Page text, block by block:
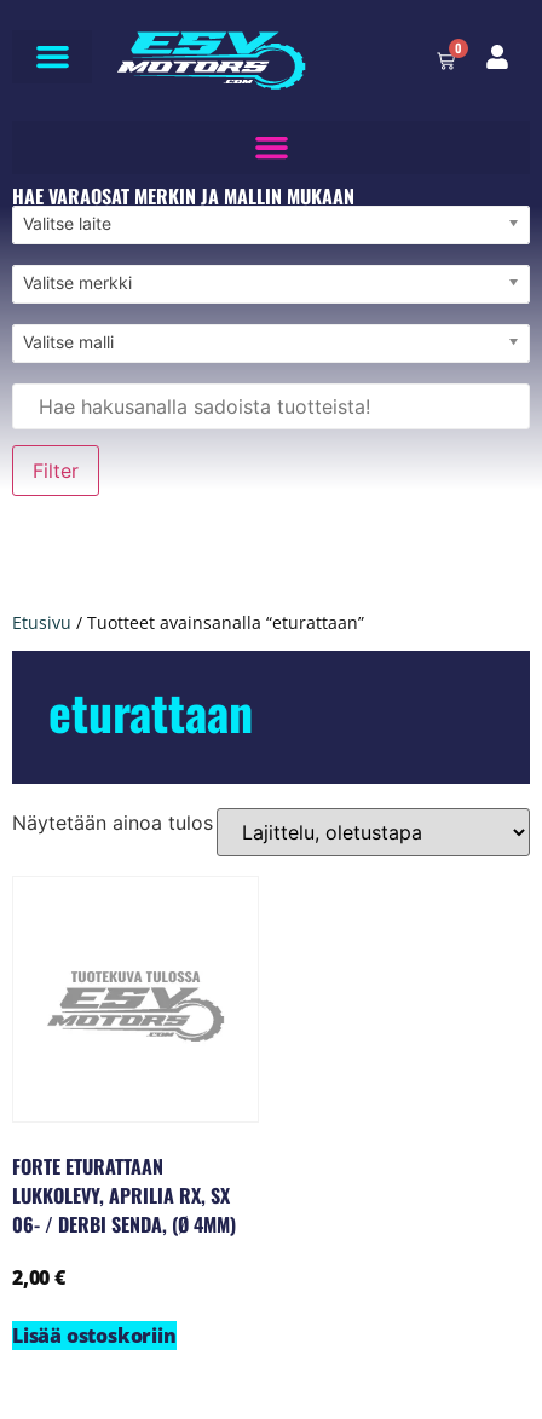
0
HAE VARAOSAT MERKIN JA MALLIN MUKAAN
Valitse laite
Valitse merkki
Valitse malli
Filter
Etusivu / Tuotteet avainsanalla “eturattaan”
eturattaan
Näytetään ainoa tulos
FORTE ETURATTAAN
LUKKOLEVY, APRILIA RX, SX
06- / DERBI SENDA, (Ø 4MM)
2,00€
Lisää ostoskoriin